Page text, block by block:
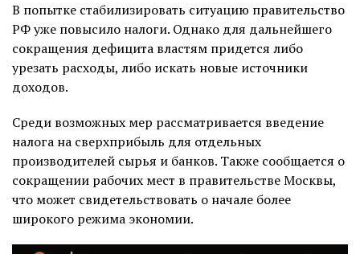
В попытке стабилизировать ситуацию правительство
РФ уже повысило налоги. Однако для дальнейшего
сокращения дефицита властям придется либо
урезать расходы, либо искать новые источники
доходов.
Среди возможных мер рассматривается введение
налога на сверхприбыль для отдельных
производителей сырья и банков. Также сообщается о
сокращении рабочих мест в правительстве Москвы,
что может свидетельствовать о начале более
широкого режима экономии.